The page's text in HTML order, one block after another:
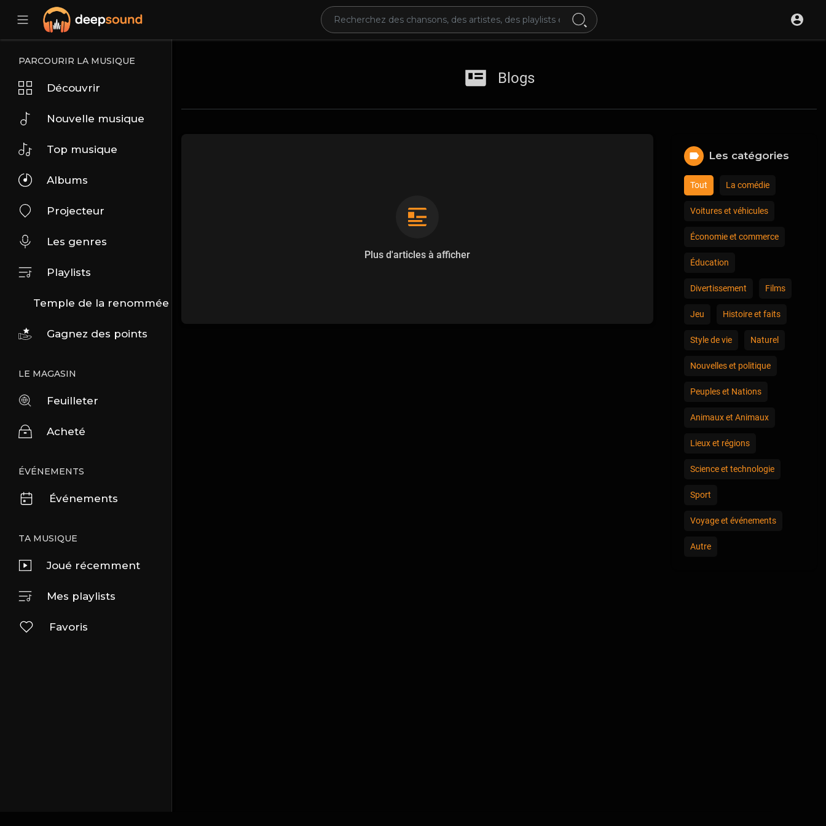
PARCOURIR LA MUSIQUE
Découvrir
Nouvelle musique
Top musique
Albums
Projecteur
Les genres
Playlists
Temple de la renommée
Gagnez des points
LE MAGASIN
Feuilleter
Acheté
ÉVÉNEMENTS
Événements
TA MUSIQUE
Joué récemment
Mes playlists
Favoris
Blogs
Plus d'articles à afficher
Les catégories
Tout La comédie
Voitures et véhicules
Économie et commerce
Éducation
Divertissement Films
Jeu Histoire et faits
Style de vie Naturel
Nouvelles et politique
Peuples et Nations
Animaux et Animaux
Lieux et régions
Science et technologie
Sport
Voyage et événements
Autre